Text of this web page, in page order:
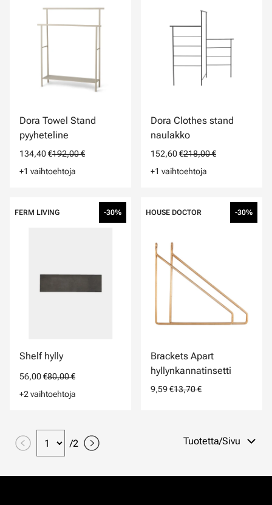
Dora Towel Stand
pyyheteline
134,40 €192,00 €
+1 vaihtoehtoja
Dora Clothes stand
naulakko
152,60 €218,00 €
+1 vaihtoehtoja
FERM LIVING -30%
Shelf hylly
56,00 €80,00 €
+2 vaihtoehtoja
HOUSE DOCTOR -30%
Brackets Apart
hyllynkannatinsetti
9,59 €13,70 €
/2 Tuotetta/Sivu